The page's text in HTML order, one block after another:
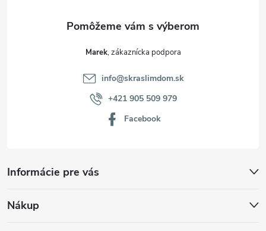
Informácie pre vás
Nákup
Marek
info@skraslimdom.sk
+421 905 509 979
Facebook